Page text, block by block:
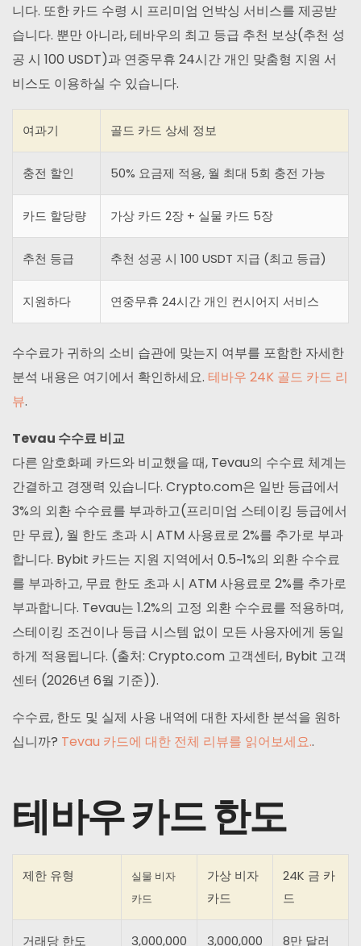
니다. 또한 카드 수령 시 프리미엄 언박싱 서비스를 제공받
습니다. 뿐만 아니라, 테바우의 최고 등급 추천 보상(추천 성
공 시 100 USDT)과 연중무휴 24시간 개인 맞춤형 지원 서
비스도 이용하실 수 있습니다.
여과기 골드 카드 상세 정보
충전 할인 50% 요금제 적용, 월 최대 5회 충전 가능
카드 할당량 가상 카드 2장 + 실물 카드 5장
추천 등급 추천 성공 시 100 USDT 지급 (최고 등급)
지원하다 연중무휴 24시간 개인 컨시어지 서비스
수수료가 귀하의 소비 습관에 맞는지 여부를 포함한 자세한
분석 내용은 여기에서 확인하세요. 테바우 24K 골드 카드 리
뷰.
Tevau 수수료 비교
다른 암호화폐 카드와 비교했을 때, Tevau의 수수료 체계는
간결하고 경쟁력 있습니다. Crypto.com은 일반 등급에서
3%의 외환 수수료를 부과하고(프리미엄 스테이킹 등급에서
만 무료), 월 한도 초과 시 ATM 사용료로 2%를 추가로 부과
합니다. Bybit 카드는 지원 지역에서 0.5~1%의 외환 수수료
를 부과하고, 무료 한도 초과 시 ATM 사용료로 2%를 추가로
부과합니다. Tevau는 1.2%의 고정 외환 수수료를 적용하며,
스테이킹 조건이나 등급 시스템 없이 모든 사용자에게 동일
하게 적용됩니다. (출처: Crypto.com 고객센터, Bybit 고객
센터 (2026년 6월 기준)).
수수료, 한도 및 실제 사용 내역에 대한 자세한 분석을 원하
십니까? Tevau 카드에 대한 전체 리뷰를 읽어보세요..
테바우 카드 한도
제한 유형
실물 비자
카드
가상 비자
카드
24K 금 카
드
거래당 한도 3,000,000 3,000,000 8만 달러